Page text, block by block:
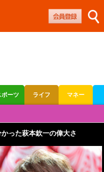
ポーツ ライフ マネー
った萩本欽一の偉大さ